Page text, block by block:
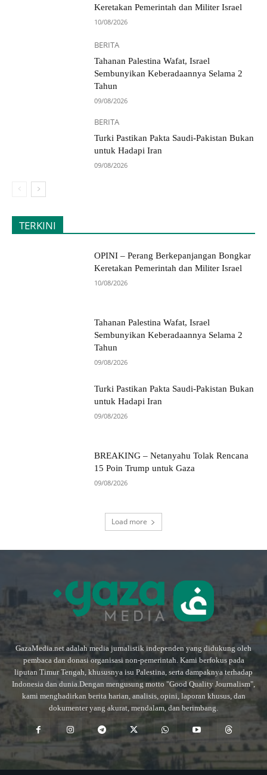
Keretakan Pemerintah dan Militer Israel
10/08/2026
BERITA
Tahanan Palestina Wafat, Israel
Sembunyikan Keberadaannya Selama 2
Tahun
09/08/2026
BERITA
Turki Pastikan Pakta Saudi-Pakistan Bukan
untuk Hadapi Iran
09/08/2026
TERKINI
OPINI – Perang Berkepanjangan Bongkar
Keretakan Pemerintah dan Militer Israel
10/08/2026
Tahanan Palestina Wafat, Israel
Sembunyikan Keberadaannya Selama 2
Tahun
09/08/2026
Turki Pastikan Pakta Saudi-Pakistan Bukan
untuk Hadapi Iran
09/08/2026
BREAKING – Netanyahu Tolak Rencana
15 Poin Trump untuk Gaza
09/08/2026
Load more
GazaMedia.net adalah media jurnalistik independen yang didukung oleh
pembaca dan donasi organisasi non-pemerintah. Kami berfokus pada
liputan Timur Tengah, khususnya isu Palestina, serta dampaknya terhadap
Indonesia dan dunia.Dengan mengusung motto "Good Quality Journalism",
kami menghadirkan berita harian, analisis, opini, laporan khusus, dan
dokumenter yang akurat, mendalam, dan berimbang.